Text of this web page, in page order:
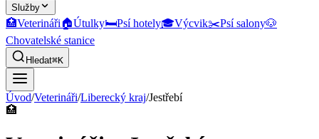
Služby
🏥Veterináři🏠Útulky🛏️Psí hotely🎓Výcvik✂️Psí salony🐶
Chovatelské stanice
Hledat⌘K
Úvod/Veterináři/Liberecký kraj/Jestřebí
🏥